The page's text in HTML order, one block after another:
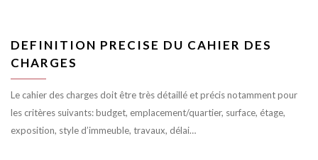
DEFINITION PRECISE DU CAHIER DES
CHARGES
Le cahier des charges doit être très détaillé et précis notamment pour
les critères suivants: budget, emplacement/quartier, surface, étage,
exposition, style d’immeuble, travaux, délai…